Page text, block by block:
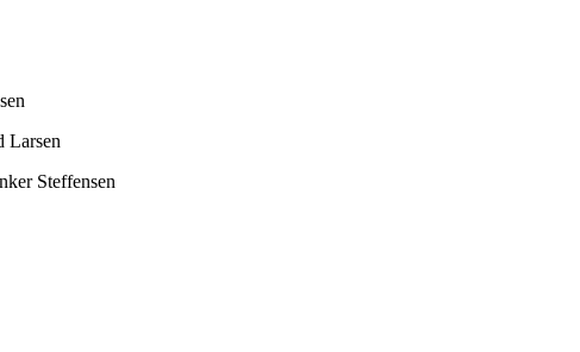
Larsen
Steffensen